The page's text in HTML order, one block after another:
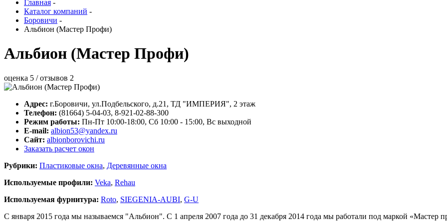
Главная -
Каталог компаний -
Боровичи -
Альбион (Мастер Профи)
Альбион (Мастер Профи)
оценка 5 / отзывов 2
Адрес: г.Боровичи, ул.Подбельского, д.21 , ТД "ИМПЕРИЯ", 2 этаж
Телефон: (81664) 5-04-03, 8-921-02-88-300
Режим работы: Пн-Пт 10:00-18:00, Сб 10:00 - 15:00, Вс выходной
E-mail: albion53@yandex.ru
Сайт: albionborovichi.ru
Заказать расчет окон
Рубрики: Пластиковые окна, Деревянные окна
Используемые профили: Veka, Rehau
Используемая фурнитура: Roto, SIEGENIA-AUBI, G-U
С января 2015 года мы называемся "Альбион". С 1 апреля 2007 года до 31 декабря 2014 года мы работали под маркой «Мастер